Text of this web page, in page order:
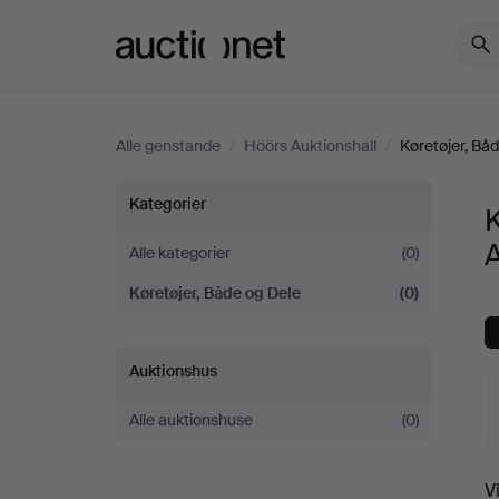
Alle genstande / Höörs Auktionshall / Køretøjer,
Køretøjer,
Både
og
Dele
hos
Kategorier
Alle kategorier
(0)
Køretøjer, Både og Dele
(0)
Auktionshus
Alle auktionshuse (0)